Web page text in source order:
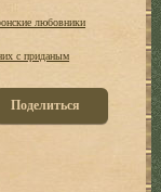
любовники
с приданым
Поделиться